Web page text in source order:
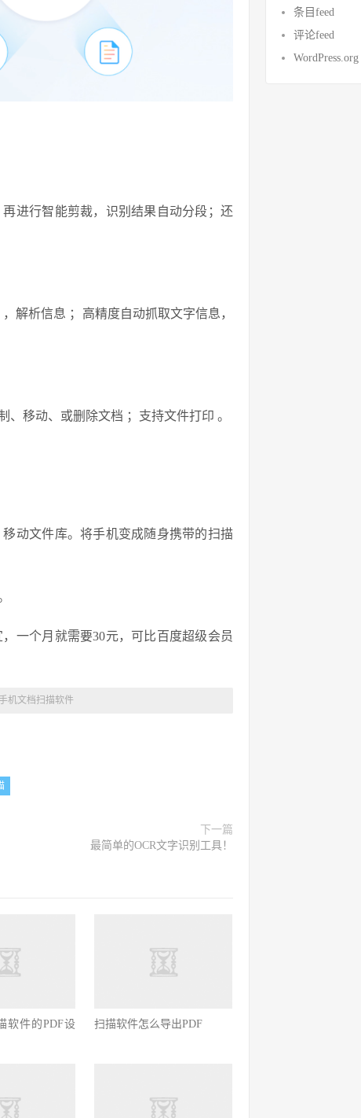
进行智能剪裁，识别结果自动分段；还
解析信息 ；高精度自动抓取文字信息，
移动、或删除文档 ；支持文件打印 。
动文件库。将手机变成随身携带的扫描
一个月就需要30元，可比百度超级会员
机文档扫描软件
下一篇
最简单的OCR文字识别工具！
软件的PDF设
扫描软件怎么导出PDF
条目feed
评论feed
WordPress.org